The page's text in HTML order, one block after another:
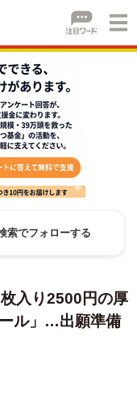
索でフォローする
入り2500円の厚
ル」…出願準備